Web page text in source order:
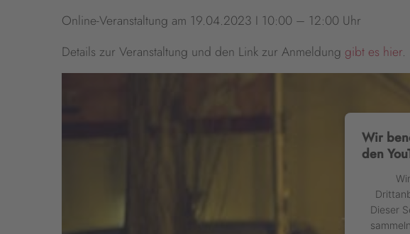
Online-Veranstaltung am 19.04.2023 I 10:00 – 12:00 Uhr
Details zur Veranstaltung und den Link zur Anmeldung gibt es hier.
Wir
den
Dieser